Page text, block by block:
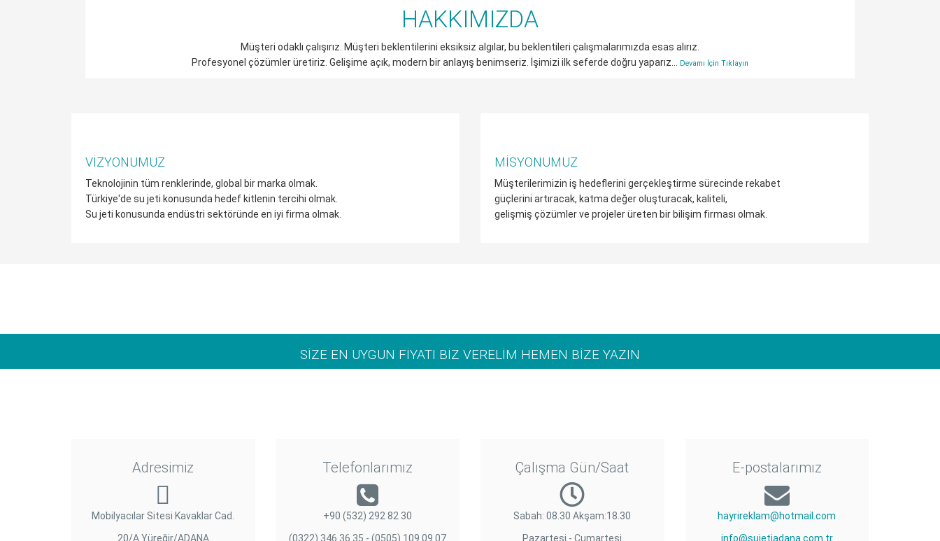
HAKKIMIZDA
Müşteri odaklı çalışırız. Müşteri beklentilerini eksiksiz algılar, bu beklentileri çalışmalarımızda esas alırız.
Profesyonel çözümler üretiriz. Gelişime açık, modern bir anlayış benimseriz. İşimizi ilk seferde doğru yaparız...
Devamı İçin Tıklayın
VIZYONUMUZ
Teknolojinin tüm renklerinde, global bir marka olmak.
Türkiye'de su jeti konusunda hedef kitlenin tercihi olmak.
Su jeti konusunda endüstri sektöründe en iyi firma olmak.
MISYONUMUZ
Müşterilerimizin iş hedeflerini gerçekleştirme sürecinde rekabet
güçlerini artıracak, katma değer oluşturacak, kaliteli,
gelişmiş çözümler ve projeler üreten bir bilişim firması olmak.
SİZE EN UYGUN FİYATI BİZ VERELİM HEMEN BİZE YAZIN
Adresimiz
Mobilyacılar Sitesi Kavaklar Cad.
20/A Yüreğir/ADANA
Telefonlarımız
+90 (532) 292 82 30
(0322) 346 36 35 - (0505) 109 09 07
Çalışma Gün/Saat
Sabah: 08.30 Akşam:18.30
Pazartesi - Cumartesi
E-postalarımız
hayrireklam@hotmail.com
info@sujetiadana.com.tr